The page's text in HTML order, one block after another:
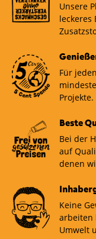
Unsere
leckeres
Für
Projekte.
Beste
Bei der
auf
denen
Keine
arbeiten
Umwelt